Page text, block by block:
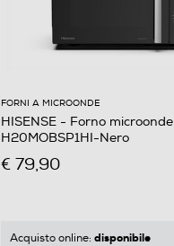
FORNI A MICROONDE
HISENSE - Forno microonde
H20MOBSP1HI-Nero
€ 79,90
Acquisto online: disponibile